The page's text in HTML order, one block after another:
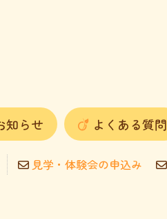
知らせ よくある質問
見学・体験会の申込み